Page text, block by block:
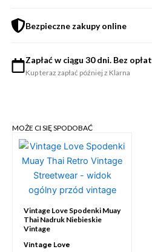
Bezpieczne zakupy online
Zapłać w ciągu 30 dni. Bez opłat
Kup teraz zapłać później z Klarna
MOŻE CI SIĘ SPODOBAĆ
Vintage Love Spodenki Muay
Thai Nadruk Niebieskie
Vintage
Vintage Love